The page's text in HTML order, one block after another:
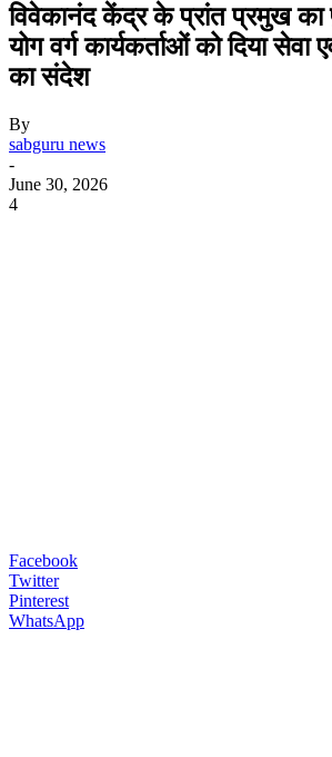
विवेकानंद केंद्र के प्रांत प्रमुख का
योग वर्ग कार्यकर्ताओं को दिया सेवा
का संदेश
By
sabguru news
-
June 30, 2026
4
Facebook
Twitter
Pinterest
WhatsApp